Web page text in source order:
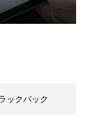
ックバック